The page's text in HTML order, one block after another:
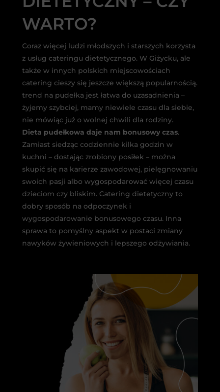
WARTO?
Coraz więcej ludzi młodszych i starszych korzysta
z usług cateringu dietetycznego. W Giżycku, ale
także w innych polskich miejscowościach
catering cieszy się jeszcze większą popularnością.
trend na pudełka jest łatwa do uzasadnienia –
żyjemy szybciej, mamy niewiele czasu dla siebie,
nie mówiąc już o wolnej chwili dla rodziny.
Dieta pudełkowa daje nam bonusowy czas.
Zamiast siedząc codziennie kilka godzin w
kuchni – dostając zrobiony posiłek – można
skupić się na karierze zawodowej, pielęgnowaniu
swoich pasji albo wygospodarować więcej czasu
dzieciom czy bliskim. Catering dietetyczny to
dobry sposób na odpoczynek i
wygospodarowanie bonusowego czasu. Inna
sprawa to pomyślny aspekt w postaci zmiany
nawyków żywieniowych i lepszego odżywiania.